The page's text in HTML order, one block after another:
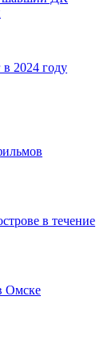
2024 году
в течение
Омске